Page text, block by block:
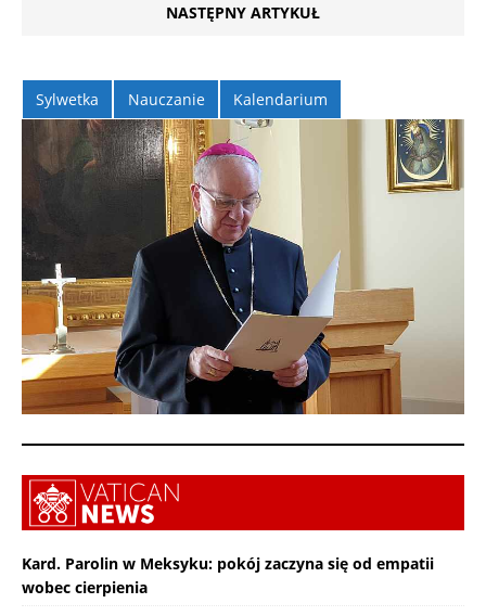
NASTĘPNY ARTYKUŁ
Sylwetka Nauczanie Kalendarium
Kard. Parolin w Meksyku: pokój zaczyna się od empatii
wobec cierpienia